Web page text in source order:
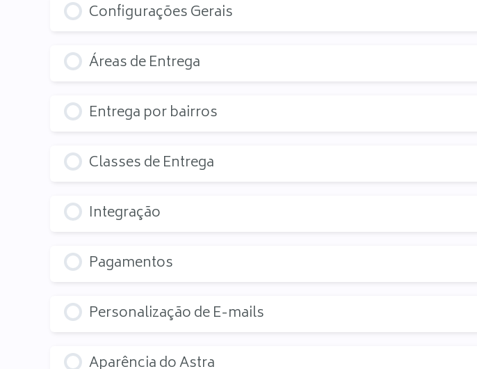
Configurações Gerais
Áreas de Entrega
Entrega por bairros
Classes de Entrega
Integração
Pagamentos
Personalização de E-mails
Aparência do Astra